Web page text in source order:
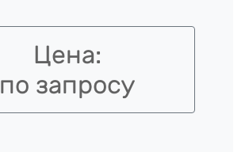
Цена:
по запросу